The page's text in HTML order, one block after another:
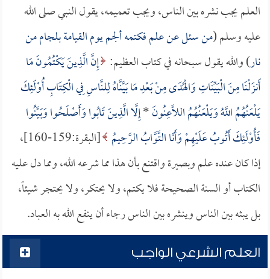
العلم يجب نشره بين الناس، ويجب تعميمه، يقول النبي صلى الله
عليه وسلم (من سئل عن علم فكتمه ألجم يوم القيامة بلجام من
نار) والله يقول سبحانه في كتاب العظيم: إِنَّ الَّذِينَ يَكْتُمُونَ مَا
أَنزَلْنَا مِنَ الْبَيِّنَاتِ وَالْهُدَى مِنْ بَعْدِ مَا بَيَّنَّاهُ لِلنَّاسِ فِي الْكِتَابِ أُوْلَئِكَ
يَلْعَنُهُمُ اللَّهُ وَيَلْعَنُهُمُ اللَّاعِنُونَ*إِلَّا الَّذِينَ تَابُوا وَأَصْلَحُوا وَبَيَّنُوا
فَأُوْلَئِكَ أَتُوبُ عَلَيْهِمْ وَأَنَا التَّوَّابُ الرَّحِيمُ
[البقرة:159-160]،
إذا كان عنده علم وبصيرة واقتنع بأن هذا مما شرعه الله، ومما دل عليه
الكتاب أو السنة الصحيحة فلا يكتم، ولا يحتكر، ولا يحتجر شيئاً،
بل يبثه بين الناس وينشره بين الناس رجاء أن ينفع الله به العباد.
العلم الشرعي الواجب